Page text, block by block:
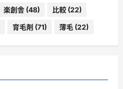
楽創舎 (48) 比較 (22)
育毛剤 (71) 薄毛 (22)